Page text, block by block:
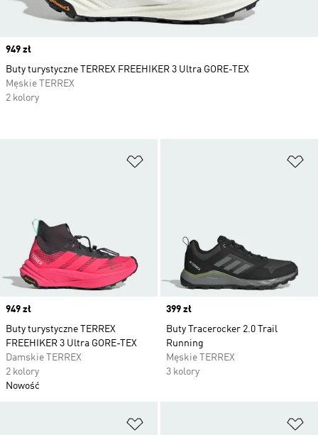
Price
949 zł
Buty turystyczne TERREX
FREEHIKER 3 Ultra GORE-TEX
Damskie TERREX
2 kolory
Nowość
Price
399 zł
Buty Tracerocker 2.0 Trail
Running
Męskie TERREX
3 kolory
Price
949 zł
Buty turystyczne TERREX FREEHIKER 3 Ultra GORE-TEX
Męskie TERREX
2 kolory